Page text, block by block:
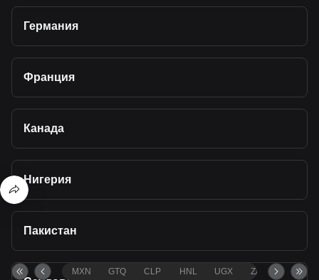
Германия
Франция
Канада
Нигерия
Пакистан
MXN GTQ CLP HNL UGX ZAR TND